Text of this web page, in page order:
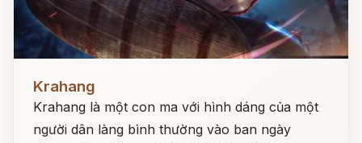
Krahang
Krahang là một con ma với hình dáng của một
người dân làng bình thường vào ban ngày